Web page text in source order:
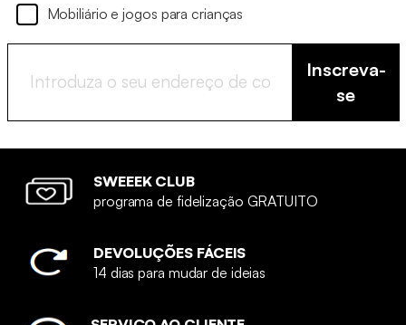
Mobiliário e jogos para crianças
Inscreva-
se
SWEEEK CLUB
programa de fidelização GRATUITO
DEVOLUÇÕES FÁCEIS
14 dias para mudar de ideias